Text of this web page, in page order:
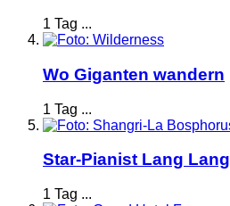
1 Tag ...
Wo Giganten wandern
1 Tag ...
Star-Pianist Lang Lang
1 Tag ...